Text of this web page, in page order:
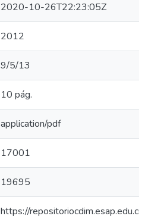
2020-10-26T22:23:05Z
2012
9/5/13
10 pág.
application/pdf
17001
19695
https://